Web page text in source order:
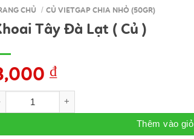
CHỦ / CỦ VIETGAP CHIA NHỎ (50GR)
Tây Đà Lạt ( Củ )
₫
Thêm vào giỏ